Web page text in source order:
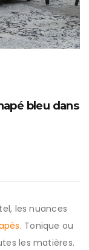
bleu dans
les nuances
. Tonique ou
les matières.